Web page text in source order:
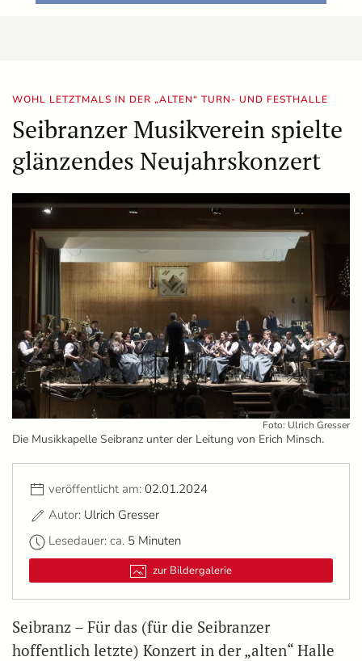
WOHL LETZTMALS IN DER „ALTEN“ TURN- UND FESTHALLE
Seibranzer Musikverein spielte
glänzendes Neujahrskonzert
Foto: Ulrich Gresser
Die Musikkapelle Seibranz unter der Leitung von Erich Minsch.
veröffentlicht am: 02.01.2024
Autor: Ulrich Gresser
Lesedauer: ca. 5 Minuten
zur Bildergalerie
Seibranz – Für das (für die Seibranzer
hoffentlich letzte) Konzert in der „alten“ Halle